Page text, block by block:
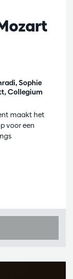
Sophie
Collegium
maakt het
voor een